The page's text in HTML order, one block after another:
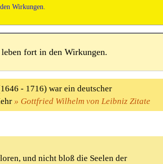
Wirkungen.
fort in den Wirkungen.
- 1716) war ein deutscher
Gottfried Wilhelm von Leibniz Zitate
und nicht bloß die Seelen der